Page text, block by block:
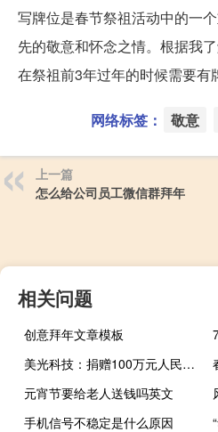
写牌位是春节祭祖活动中的一
先的敬意和怀念之情。根据我
在祭祖前3年过年的时候需要有
网络标签： 敬意
上一篇
怎么给公司员工微信群拜年
相关问题
创意拜年文章模板
美光科技：捐赠100万元人民币支援中国洪涝灾区
元宵节要给老人送钱吗英文
手机信号不稳定是什么原因